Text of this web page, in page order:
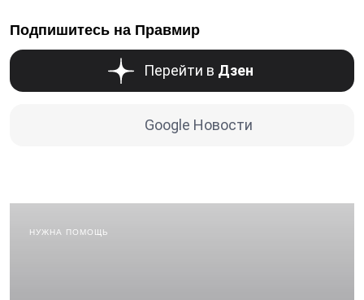
Подпишитесь на Правмир
Перейти в Дзен
Google Новости
НУЖНА ПОМОЩЬ